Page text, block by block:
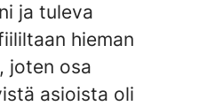
ja tuleva
hieman
joten osa
asioista oli